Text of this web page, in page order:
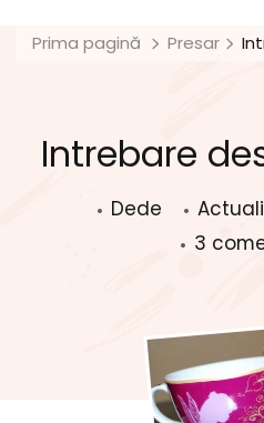
Prima pagină Presar
Intrebare
Dede
3